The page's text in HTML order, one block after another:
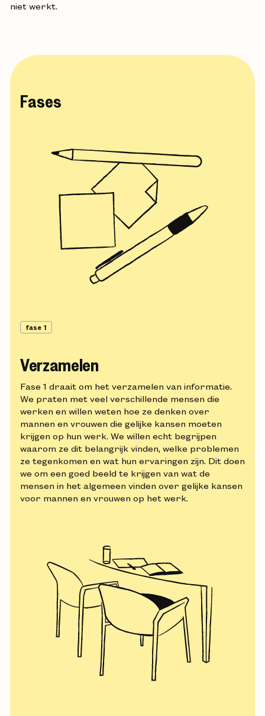
niet werkt.
Fases
fase 1
Verzamelen
Fase 1 draait om het verzamelen van informatie.
We praten met veel verschillende mensen die
werken en willen weten hoe ze denken over
mannen en vrouwen die gelijke kansen moeten
krijgen op hun werk. We willen echt begrijpen
waarom ze dit belangrijk vinden, welke problemen
ze tegenkomen en wat hun ervaringen zijn. Dit doen
we om een goed beeld te krijgen van wat de
mensen in het algemeen vinden over gelijke kansen
voor mannen en vrouwen op het werk.